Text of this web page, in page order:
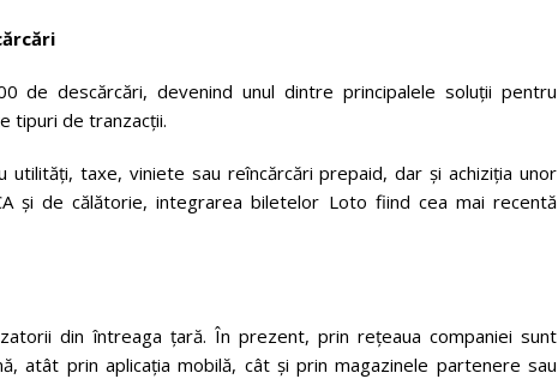
de descărcări, devenind unul dintre principalele soluții pentru
tipuri de tranzacții.
taxe, viniete sau reîncărcări prepaid, dar și achiziția unor
și de călătorie, integrarea biletelor Loto fiind cea mai recentă
din întreaga țară. În prezent, prin rețeaua companiei sunt
atât prin aplicația mobilă, cât și prin magazinele partenere sau